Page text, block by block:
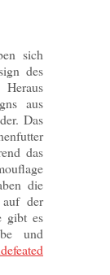
sich
des
Heraus
aus
Das
das
die
der
gibt es
und